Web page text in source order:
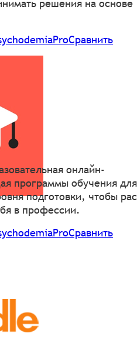
решения на основе
Сравнить
онлайн-
программы обучения для
подготовки, чтобы
в профессии.
Сравнить